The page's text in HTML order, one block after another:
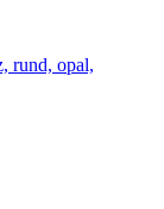
rund, opal,